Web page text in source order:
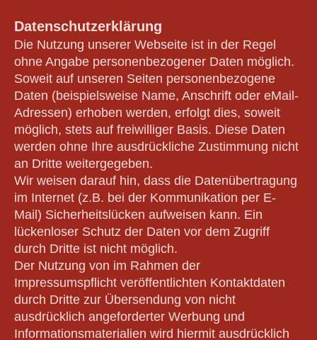
Datenschutzerklärung
Die Nutzung unserer Webseite ist in der Regel
ohne Angabe personenbezogener Daten möglich.
Soweit auf unseren Seiten personenbezogene
Daten (beispielsweise Name, Anschrift oder eMail-
Adressen) erhoben werden, erfolgt dies, soweit
möglich, stets auf freiwilliger Basis. Diese Daten
werden ohne Ihre ausdrückliche Zustimmung nicht
an Dritte weitergegeben.
Wir weisen darauf hin, dass die Datenübertragung
im Internet (z.B. bei der Kommunikation per E-
Mail) Sicherheitslücken aufweisen kann. Ein
lückenloser Schutz der Daten vor dem Zugriff
durch Dritte ist nicht möglich.
Der Nutzung von im Rahmen der
Impressumspflicht veröffentlichten Kontaktdaten
durch Dritte zur Übersendung von nicht
ausdrücklich angeforderter Werbung und
Informationsmaterialien wird hiermit ausdrücklich